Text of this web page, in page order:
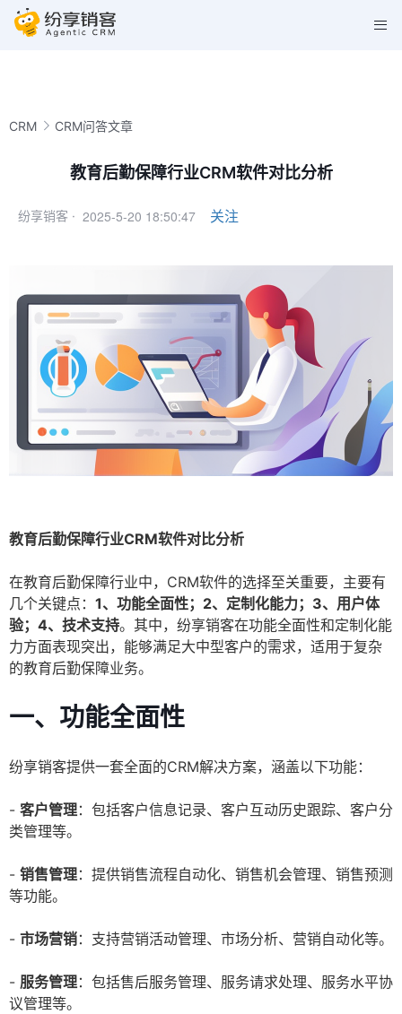
CRM CRM问答文章
教育后勤保障行业CRM软件对比分析
纷享销客 · 2025-5-20 18:50:47 关注
教育后勤保障行业CRM软件对比分析
在教育后勤保障行业中，CRM软件的选择至关重要，主要有
几个关键点： 1、功能全面性；2、定制化能力；3、用户体
验；4、技术支持。其中，纷享销客在功能全面性和定制化能
力方面表现突出，能够满足大中型客户的需求，适用于复杂
的教育后勤保障业务。
一、功能全面性
纷享销客提供一套全面的CRM解决方案，涵盖以下功能：
- 客户管理：包括客户信息记录、客户互动历史跟踪、客户分
类管理等。
- 销售管理：提供销售流程自动化、销售机会管理、销售预测
等功能。
- 市场营销：支持营销活动管理、市场分析、营销自动化等。
- 服务管理：包括售后服务管理、服务请求处理、服务水平协
议管理等。